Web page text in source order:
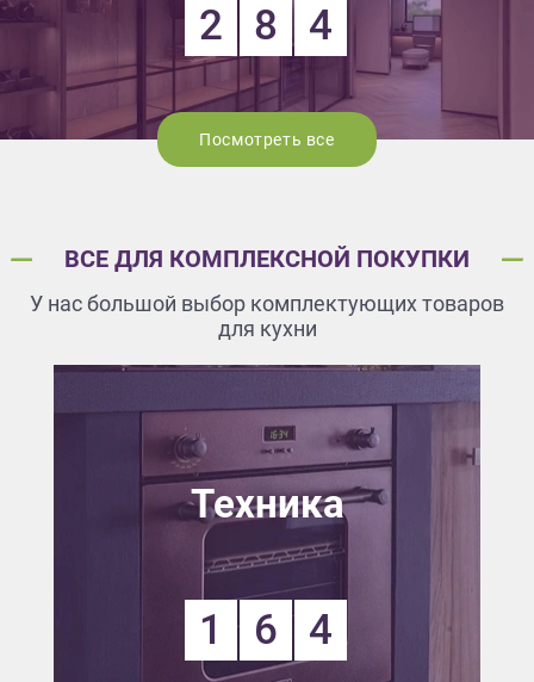
2 8 4
Посмотреть все
ВСЕ ДЛЯ КОМПЛЕКСНОЙ ПОКУПКИ
У нас большой выбор комплектующих товаров
для кухни
Техника
1 6 4